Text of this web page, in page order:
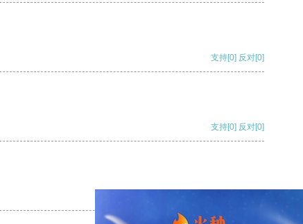
支持[0] 反对[0]
支持[0] 反对[0]